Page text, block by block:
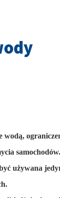
samochodów.
używana